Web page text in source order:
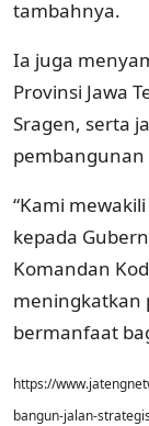
tambahnya.
Ia juga
Provinsi Jawa
Sragen, serta
“Kami
kepada
Komandan
meningkatkan
bermanfaat
https://
bangun-jalan-